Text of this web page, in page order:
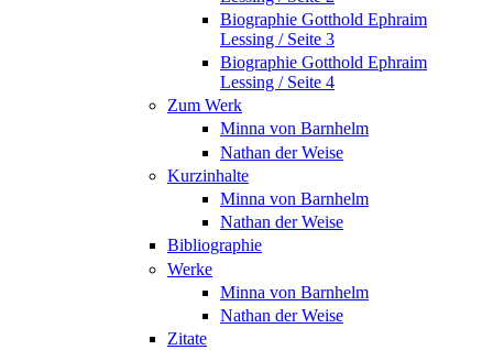
Biographie Gotthold Ephraim
Lessing / Seite 3
Biographie Gotthold Ephraim
Lessing / Seite 4
Zum Werk
Minna von Barnhelm
Nathan der Weise
Kurzinhalte
Minna von Barnhelm
Nathan der Weise
Bibliographie
Werke
Minna von Barnhelm
Nathan der Weise
Zitate